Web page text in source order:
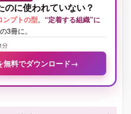
に使われていない？
ンプトの型。 “定着する組織”に
3冊に。
分
無料でダウンロード →